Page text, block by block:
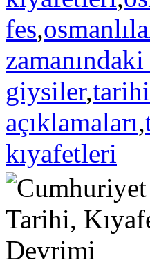
fes,
giysiler,
açıklamaları,
kıyafetleri